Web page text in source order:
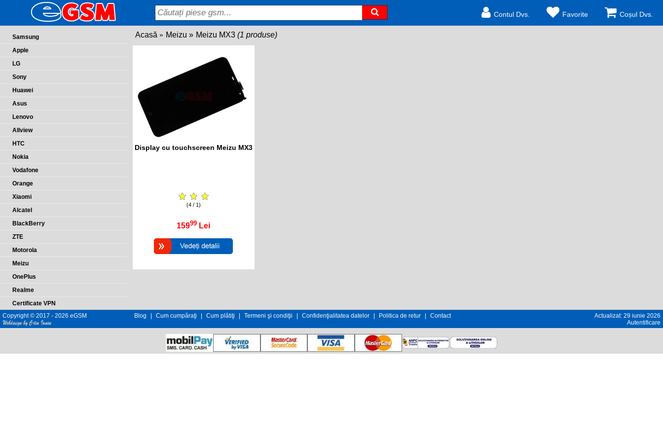
Contul Dvs. Favorite Coșul Dvs.
Samsung
Apple
LG
Sony
Huawei
Asus
Lenovo
Allview
HTC
Nokia
Vodafone
Orange
Xiaomi
Alcatel
BlackBerry
ZTE
Motorola
Meizu
OnePlus
Realme
Certificate VPN
Acasă Meizu Meizu MX3 (1 produse)
Display cu touchscreen Meizu MX3
(4 / 1)
15999 Lei
Copyright © 2017 - 2026 eGSM Blog Cum cumpăraţi Cum plătiţi Termeni şi condiţii Confidenţialitatea datelor Politica de retur Contact
Actualizat: 29 iunie 2026
Autentificare